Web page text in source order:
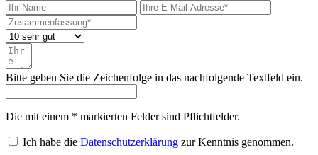
Bitte geben Sie die Zeichenfolge in das nachfolgende Textfeld ein.
Die mit einem * markierten Felder sind Pflichtfelder.
Ich habe die Datenschutzerklärung zur Kenntnis genommen.